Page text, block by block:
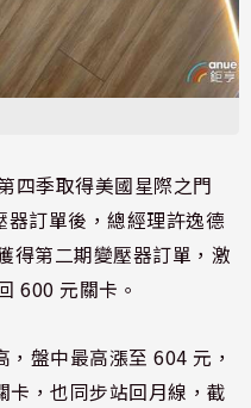
四季取得美國星際之門
訂單後，總經理許逸德
得第二期變壓器訂單，激
600 元關卡。
盤中最高漲至 604 元，
，也同步站回月線，截